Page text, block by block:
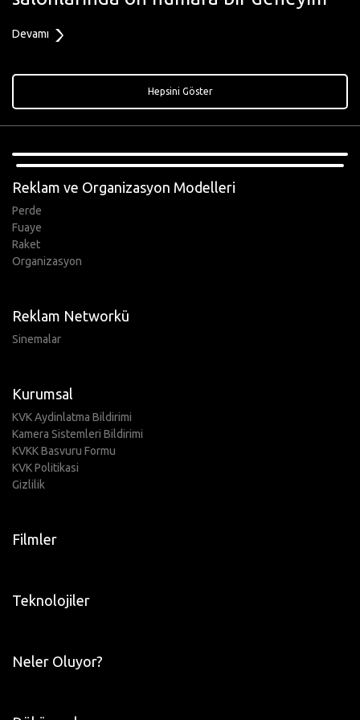
Devamı
Hepsini Göster
Reklam ve Organizasyon Modelleri
Perde
Fuaye
Raket
Organizasyon
Reklam Networkü
Sinemalar
Kurumsal
KVK Aydinlatma Bildirimi
Kamera Sistemleri Bildirimi
KVKK Basvuru Formu
KVK Politikasi
Gizlilik
Filmler
Teknolojiler
Neler Oluyor?